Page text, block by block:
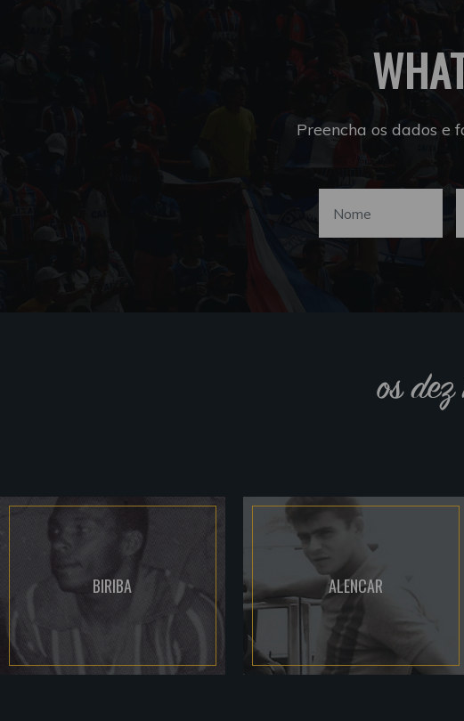
Preencha os dados e
os
BIRIBA ALENCAR